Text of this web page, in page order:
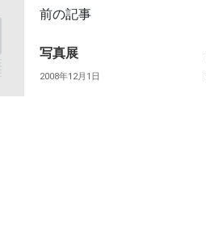
前の記事
写真展
2008年12月1日